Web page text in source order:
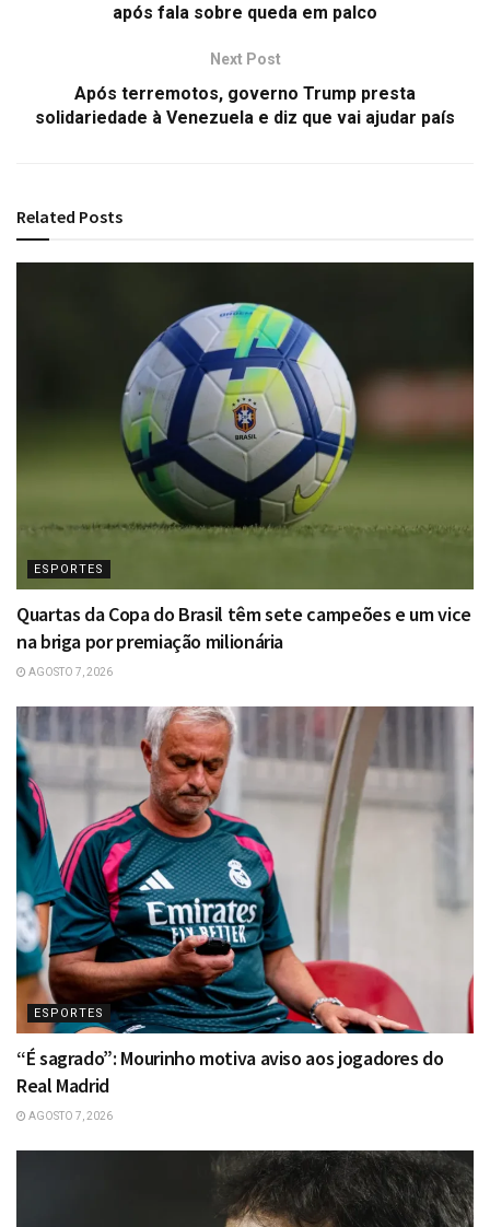
após fala sobre queda em palco
Next Post
Após terremotos, governo Trump presta
solidariedade à Venezuela e diz que vai ajudar país
Related Posts
ESPORTES
Quartas da Copa do Brasil têm sete campeões e um vice
na briga por premiação milionária
AGOSTO 7, 2026
ESPORTES
“É sagrado”: Mourinho motiva aviso aos jogadores do
Real Madrid
AGOSTO 7, 2026